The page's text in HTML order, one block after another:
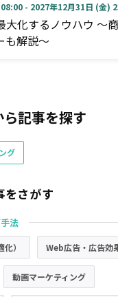
- 2027年12月31日 (金)
大化するノウハウ ～
も解説～
記事を探す
グ
をさがす
法
） Web広告・広告効
動画マーケティング